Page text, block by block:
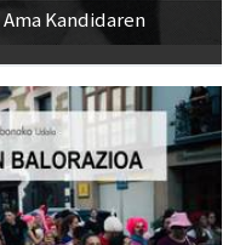
Kandidaren